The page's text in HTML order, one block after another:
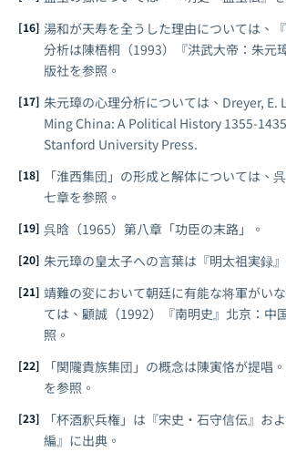
湯和が天寿を全うした理由については、
分析は陳梧桐（1993）『洪武大帝：朱元
版社を参照。
朱元璋の心理分析については、Dreyer, E.
Ming China: A Political History 1355-1435
Stanford University Press.
「淮西集団」の形成と解体については、
七章を参照。
呉晗（1965）第八章「功臣の末路」。
朱元璋の皇太子への言葉は『明太祖実録
靖難の変において朝廷に有能な将軍がい
ては、顧誠（1992）『南明史』北京：中
照。
「関隴貴族集団」の概念は陳寅恪が提唱
を参照。
「杯酒釈兵権」は『宋史・石守信伝』お
編』に出典。